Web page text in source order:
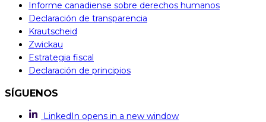
Informe canadiense sobre derechos humanos
Declaración de transparencia
Krautscheid
Zwickau
Estrategia fiscal
Declaración de principios
SÍGUENOS
LinkedIn opens in a new window